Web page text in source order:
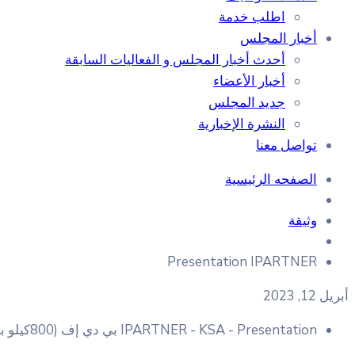
اطلب خدمة
أخبار المجلس
أحدث أخبار المجلس و الفعاليات السابقة
أخبار الأعضاء
جديد المجلس
النشرة الإخبارية
تواصل معنا
الصفحه الرئيسية
وثيقة
Presentation IPARTNER
أبريل 12, 2023
IPARTNER - KSA - Presentation بي دي إف (800كيلو بايت)